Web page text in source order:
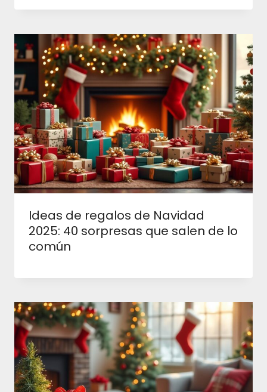
Ideas de regalos de Navidad
2025: 40 sorpresas que salen de lo
común